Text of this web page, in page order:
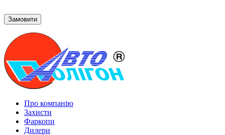
Про компанію
Захисти
Фаркопи
Дилери